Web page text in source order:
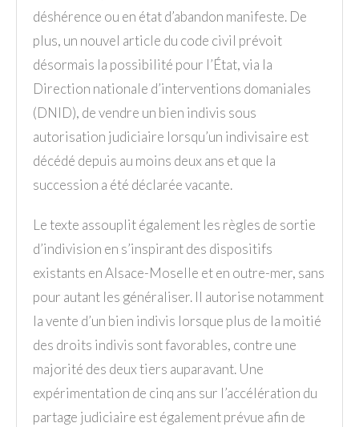
déshérence ou en état d’abandon manifeste. De
plus, un nouvel article du code civil prévoit
désormais la possibilité pour l’État, via la
Direction nationale d’interventions domaniales
(DNID), de vendre un bien indivis sous
autorisation judiciaire lorsqu’un indivisaire est
décédé depuis au moins deux ans et que la
succession a été déclarée vacante.
Le texte assouplit également les règles de sortie
d’indivision en s’inspirant des dispositifs
existants en Alsace-Moselle et en outre-mer, sans
pour autant les généraliser. Il autorise notamment
la vente d’un bien indivis lorsque plus de la moitié
des droits indivis sont favorables, contre une
majorité des deux tiers auparavant. Une
expérimentation de cinq ans sur l’accélération du
partage judiciaire est également prévue afin de